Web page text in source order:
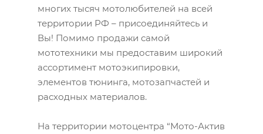
многих тысяч мотолюбителей на всей
территории РФ – присоединяйтесь и
Вы! Помимо продажи самой
мототехники мы предоставим широкий
ассортимент мотоэкипировки,
элементов тюнинга, мотозапчастей и
расходных материалов.
На территории мотоцентра “Мото-Актив